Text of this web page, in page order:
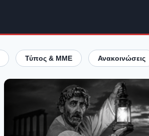
Τύπος & ΜΜΕ Ανακοινώσεις